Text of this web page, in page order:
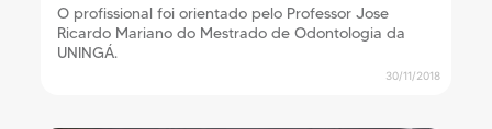
O profissional foi orientado pelo Professor Jose
Ricardo Mariano do Mestrado de Odontologia da
UNINGÁ.
30/11/2018